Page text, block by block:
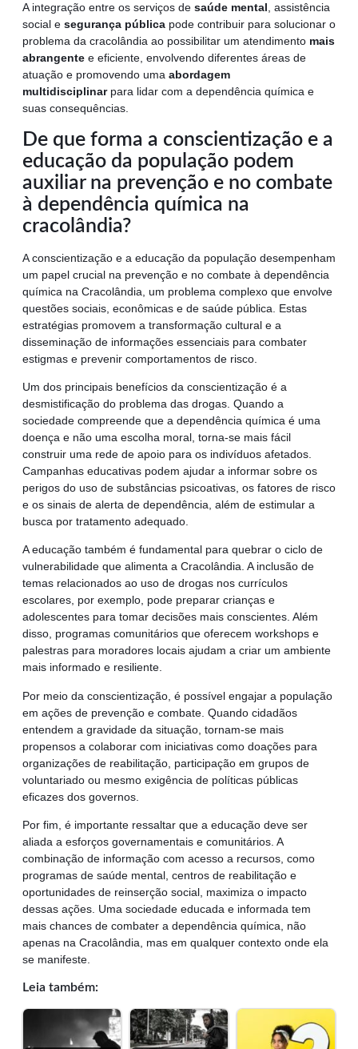
A integração entre os serviços de saúde mental, assistência
social e segurança pública pode contribuir para solucionar o
problema da cracolândia ao possibilitar um atendimento mais
abrangente e eficiente, envolvendo diferentes áreas de
atuação e promovendo uma abordagem
multidisciplinarpara lidar com a dependência química e
suas consequências.
De que forma a conscientização e a
educação da população podem
auxiliar na prevenção e no combate
à dependência química na
cracolândia?
A conscientização e a educação da população desempenham
um papel crucial na prevenção e no combate à dependência
química na Cracolândia, um problema complexo que envolve
questões sociais, econômicas e de saúde pública. Estas
estratégias promovem a transformação cultural e a
disseminação de informações essenciais para combater
estigmas e prevenir comportamentos de risco.
Um dos principais benefícios da conscientização é a
desmistificação do problema das drogas. Quando a
sociedade compreende que a dependência química é uma
doença e não uma escolha moral, torna-se mais fácil
construir uma rede de apoio para os indivíduos afetados.
Campanhas educativas podem ajudar a informar sobre os
perigos do uso de substâncias psicoativas, os fatores de risco
e os sinais de alerta de dependência, além de estimular a
busca por tratamento adequado.
A educação também é fundamental para quebrar o ciclo de
vulnerabilidade que alimenta a Cracolândia. A inclusão de
temas relacionados ao uso de drogas nos currículos
escolares, por exemplo, pode preparar crianças e
adolescentes para tomar decisões mais conscientes. Além
disso, programas comunitários que oferecem workshops e
palestras para moradores locais ajudam a criar um ambiente
mais informado e resiliente.
Por meio da conscientização, é possível engajar a população
em ações de prevenção e combate. Quando cidadãos
entendem a gravidade da situação, tornam-se mais
propensos a colaborar com iniciativas como doações para
organizações de reabilitação, participação em grupos de
voluntariado ou mesmo exigência de políticas públicas
eficazes dos governos.
Por fim, é importante ressaltar que a educação deve ser
aliada a esforços governamentais e comunitários. A
combinação de informação com acesso a recursos, como
programas de saúde mental, centros de reabilitação e
oportunidades de reinserção social, maximiza o impacto
dessas ações. Uma sociedade educada e informada tem
mais chances de combater a dependência química, não
apenas na Cracolândia, mas em qualquer contexto onde ela
se manifeste.
Leia também: